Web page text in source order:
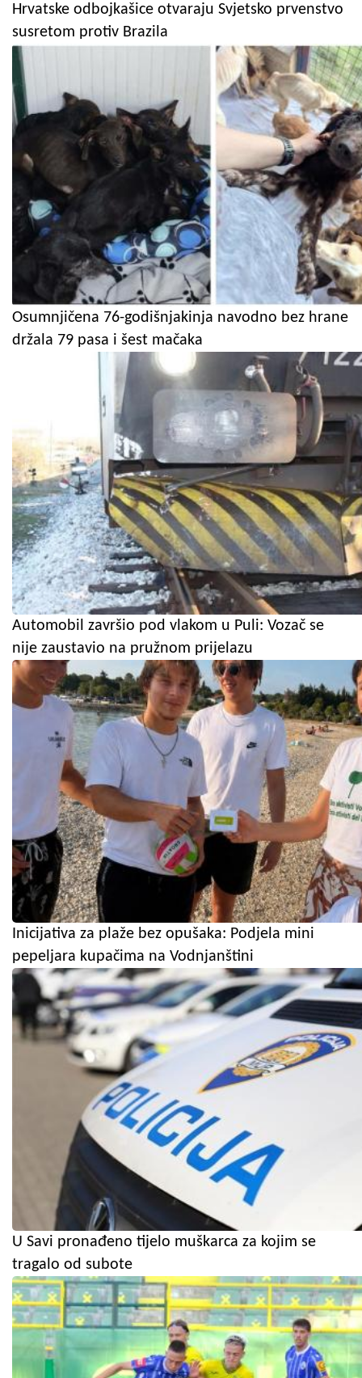
Hrvatske odbojkašice otvaraju Svjetsko prvenstvo
susretom protiv Brazila
Osumnjičena 76-godišnjakinja navodno bez hrane
držala 79 pasa i šest mačaka
Automobil završio pod vlakom u Puli: Vozač se
nije zaustavio na pružnom prijelazu
Inicijativa za plaže bez opušaka: Podjela mini
pepeljara kupačima na Vodnjanštini
U Savi pronađeno tijelo muškarca za kojim se
tragalo od subote